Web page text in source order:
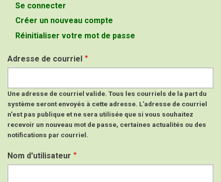
Onglets
principaux
Se connecter
Créer un nouveau compte
actif)
Réinitialiser votre mot de passe
Adresse de courriel
Une adresse de courriel valide. Tous les courriels de la part du
système seront envoyés à cette adresse. L'adresse de courriel
n'est pas publique et ne sera utilisée que si vous souhaitez
recevoir un nouveau mot de passe, certaines actualités ou des
notifications par courriel.
Nom d'utilisateur